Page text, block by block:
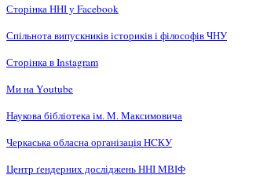
Сторінка ННІ у Facebook
Спільнота випускників істориків і філософів ЧНУ
Сторінка в Instagram
Ми на Youtube
Наукова бібліотека ім. М. Максимовича
Черкаська обласна організація НCКУ
Центр ґендерних досліджень ННІ МВІФ